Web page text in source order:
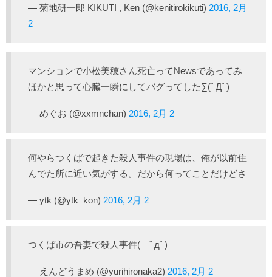
— 菊地研一郎 KIKUTI , Ken (@kenitirokikuti) 2016, 2月
2
マンションで小松美穂さん死亡ってNewsであってみ
ほかと思って心臓一瞬にしてバグってした∑(ﾟДﾟ)
— めぐお (@xxmnchan) 2016, 2月 2
何やらつくばで起きた殺人事件の現場は、俺が以前住
んでた所に近い気がする。だから何ってことだけどさ
— ytk (@ytk_kon) 2016, 2月 2
つくば市の吾妻で殺人事件( ﾟдﾟ)
— えんどうまめ (@yurihironaka2) 2016, 2月 2